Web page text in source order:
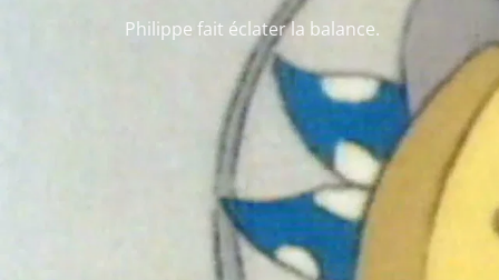
Philippe fait éclater la balance.